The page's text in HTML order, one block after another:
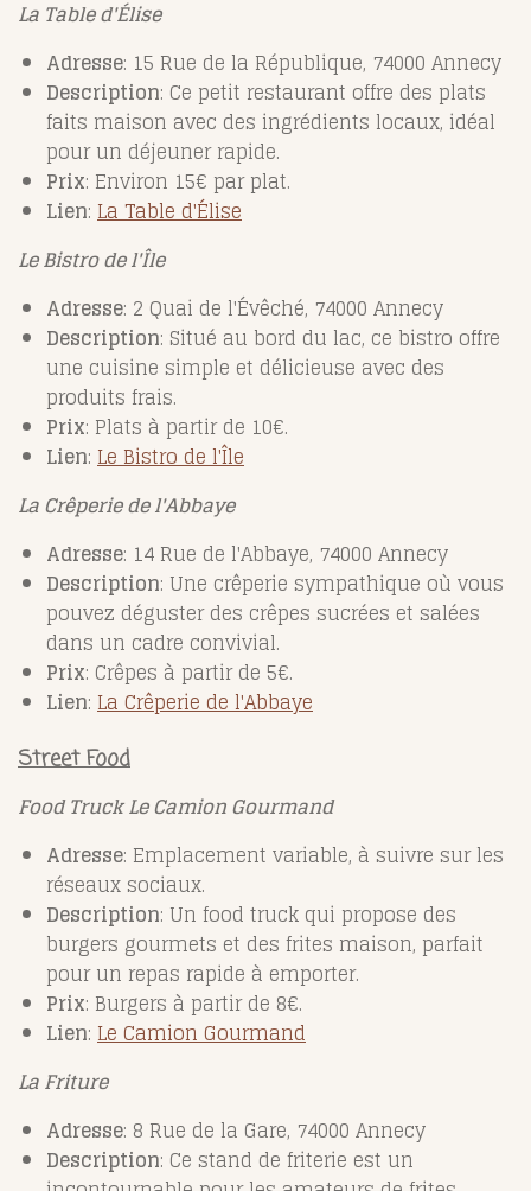
La Table d'Élise
Adresse: 15 Rue de la République, 74000 Annecy
Description: Ce petit restaurant offre des plats
faits maison avec des ingrédients locaux, idéal
pour un déjeuner rapide.
Prix: Environ 15€ par plat.
Lien: LaTabled'Élise
Le Bistro de l'Île
Adresse: 2 Quai de l'Évêché, 74000 Annecy
Description: Situé au bord du lac, ce bistro offre
une cuisine simple et délicieuse avec des
produits frais.
Prix: Plats à partir de 10€.
Lien: LeBistrodel'Île
La Crêperie de l'Abbaye
Adresse: 14 Rue de l'Abbaye, 74000 Annecy
Description: Une crêperie sympathique où vous
pouvez déguster des crêpes sucrées et salées
dans un cadre convivial.
Prix: Crêpes à partir de 5€.
Lien: LaCrêperiedel'Abbaye
Street Food
Food Truck Le Camion Gourmand
Adresse: Emplacement variable, à suivre sur les
réseaux sociaux.
Description: Un food truck qui propose des
burgers gourmets et des frites maison, parfait
pour un repas rapide à emporter.
Prix: Burgers à partir de 8€.
Lien: LeCamionGourmand
La Friture
Adresse: 8 Rue de la Gare, 74000 Annecy
Description: Ce stand de friterie est un